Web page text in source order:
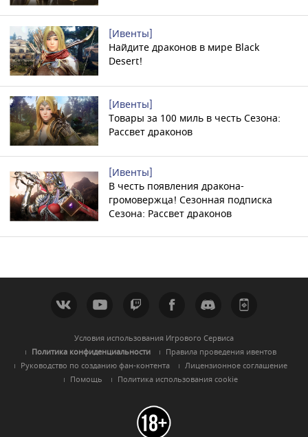
[Ивенты]
Найдите драконов в мире Black
Desert!
[Ивенты]
Товары за 100 миль в честь Сезона:
Рассвет драконов
[Ивенты]
В честь появления дракона-
громовержца! Сезонная подписка
Сезона: Рассвет драконов
Условия использования Игрового Сервиса
Политика конфиденциальности
Правила проведения ивентов
Руководство по созданию фан-контента
Лицензионное соглашение
Помощь
Политика использования cookie